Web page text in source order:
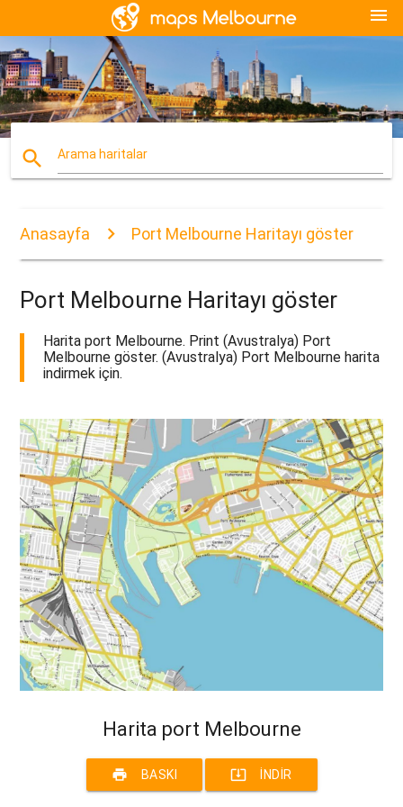
menu
search Arama haritalar
Anasayfa Port Melbourne Haritayı göster
Port Melbourne Haritayı göster
Harita port Melbourne. Print (Avustralya) Port
Melbourne göster. (Avustralya) Port Melbourne harita
indirmek için.
Harita port Melbourne
print BASKI system_update_alt İNDIR